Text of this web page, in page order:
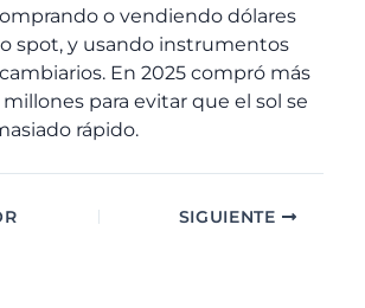
o vendiendo dólares
spot, y usando instrumentos
En 2025 compró más
millones para evitar que el sol se
rápido.
SIGUIENTE